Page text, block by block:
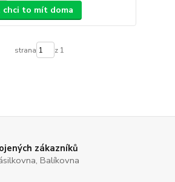
chci to mít doma
strana z 1
zákazníků
Balíkovna